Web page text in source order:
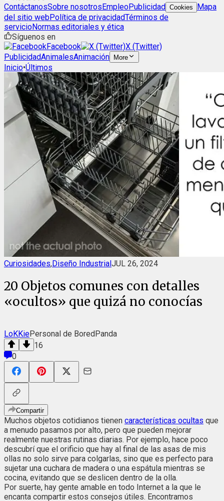
ContáctanosSobre nosotrosEmpleoPublicidad Cookies
Mapa
del sitio webPolítica de privacidadTérminos de
servicioNormas editoriales y ética
Síguenos en
Facebook
X (Twitter)
PublicidadAnimalesAnimación More
Inicio•Últimos
Curiosidades,Diseño IndustrialJUL 26, 2024
20 Objetos comunes con detalles
«ocultos» que quizá no conocías
LoKKiePersonal de BoredPanda
16
0
Compartir
Muchos objetos cotidianos tienen características ocultas que
a menudo pasamos por alto, pero que pueden mejorar
realmente nuestras rutinas diarias. Por ejemplo, hace poco
descubrí que el orificio que hay al final de las asas de mis
ollas no solo sirve para colgarlas, sino que es perfecto para
sujetar una cuchara de madera o una espátula mientras se
cocina, evitando que se deslicen dentro de la olla.
Por suerte, hay gente amable en todo Internet a la que le
encanta compartir estos consejos útiles. Encontramos